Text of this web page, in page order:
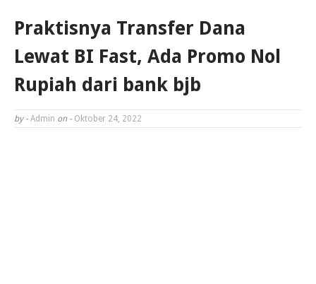
Praktisnya Transfer Dana
Lewat BI Fast, Ada Promo Nol
Rupiah dari bank bjb
by - Admin on - Oktober 24, 2022